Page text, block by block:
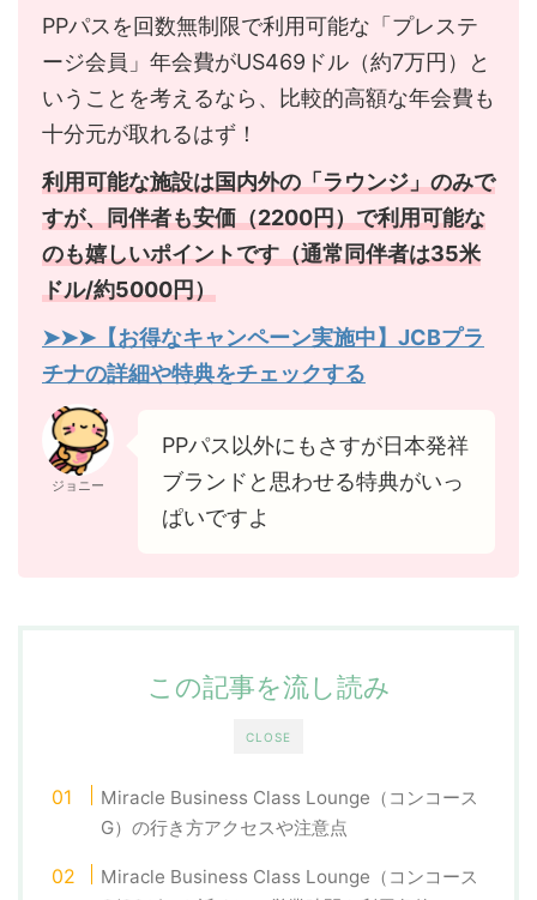
PPパスを回数無制限で利用可能な「プレステ
ージ会員」年会費がUS469ドル（約7万円）と
いうことを考えるなら、比較的高額な年会費も
十分元が取れるはず！
利用可能な施設は国内外の「ラウンジ」のみで
すが、同伴者も安価（2200円）で利用可能な
のも嬉しいポイントです（通常同伴者は35米
ドル/約5000円）
➤➤➤【お得なキャンペーン実施中】JCBプラ
チナの詳細や特典をチェックする
ジョニー
PPパス以外にもさすが日本発祥
ブランドと思わせる特典がいっ
ぱいですよ
CLOSE
この記事を流し読み
Miracle Business Class Lounge（コンコース
G）の行き方アクセスや注意点
Miracle Business Class Lounge（コンコース